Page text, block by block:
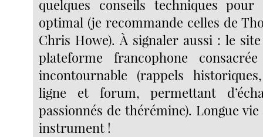
quelques conseils techniques
optimal (je recommande celles de
Chris Howe). À signaler aussi : le
plateforme francophone
incontournable (rappels
ligne et forum, permettant
passionnés de thérémine). Longue
instrument !